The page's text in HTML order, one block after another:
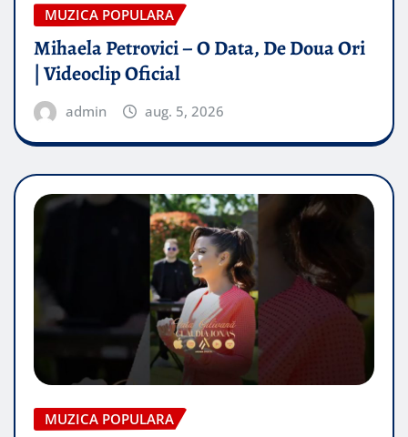
MUZICA POPULARA
Mihaela Petrovici – O Data, De Doua Ori
| Videoclip Oficial
admin aug. 5, 2026
MUZICA POPULARA